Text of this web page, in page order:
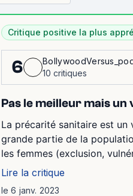
Critique positive la plus
6
10 critiques
Pas le meilleur mais
La précarité sanitaire est un
grande partie de la
les femmes (exclusion,
Lire la critique
le 6 janv. 2023